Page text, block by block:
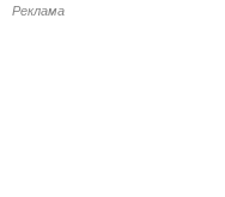
Реклама